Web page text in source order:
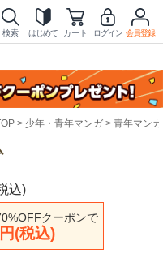
検索 はじめて カート ログイン 会員登録
少年・青年マンガ 青年マンガ
込)
クーポンで
(税込)